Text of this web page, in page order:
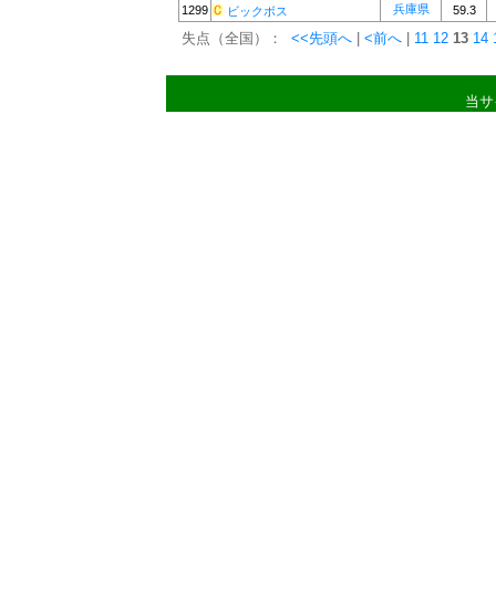
1299 ビックボス 兵庫県 59.3
失点（全国）： <<先頭へ <前へ 11 12 13 14
当